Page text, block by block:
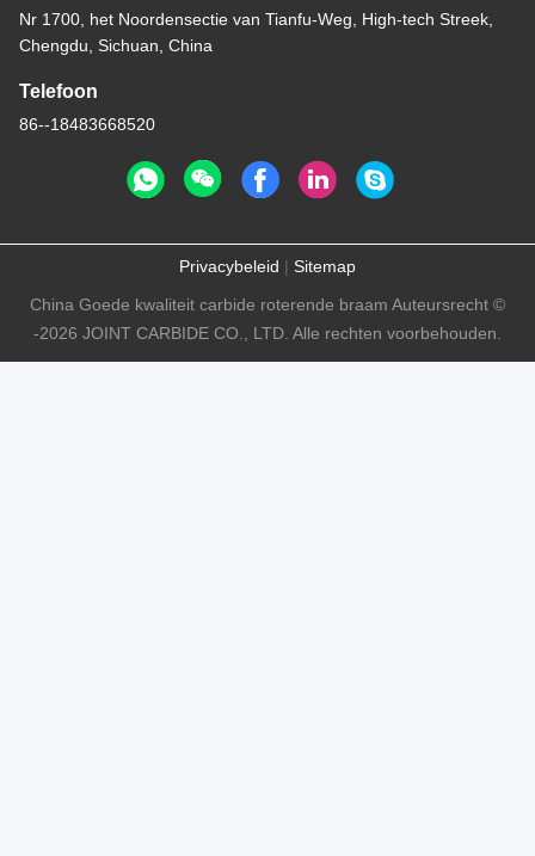
Nr 1700, het Noordensectie van Tianfu-Weg, High-tech Streek,
Chengdu, Sichuan, China
Telefoon
86--18483668520
Privacybeleid | Sitemap
China Goede kwaliteit carbide roterende braam Auteursrecht ©
-2026 JOINT CARBIDE CO., LTD. Alle rechten voorbehouden.